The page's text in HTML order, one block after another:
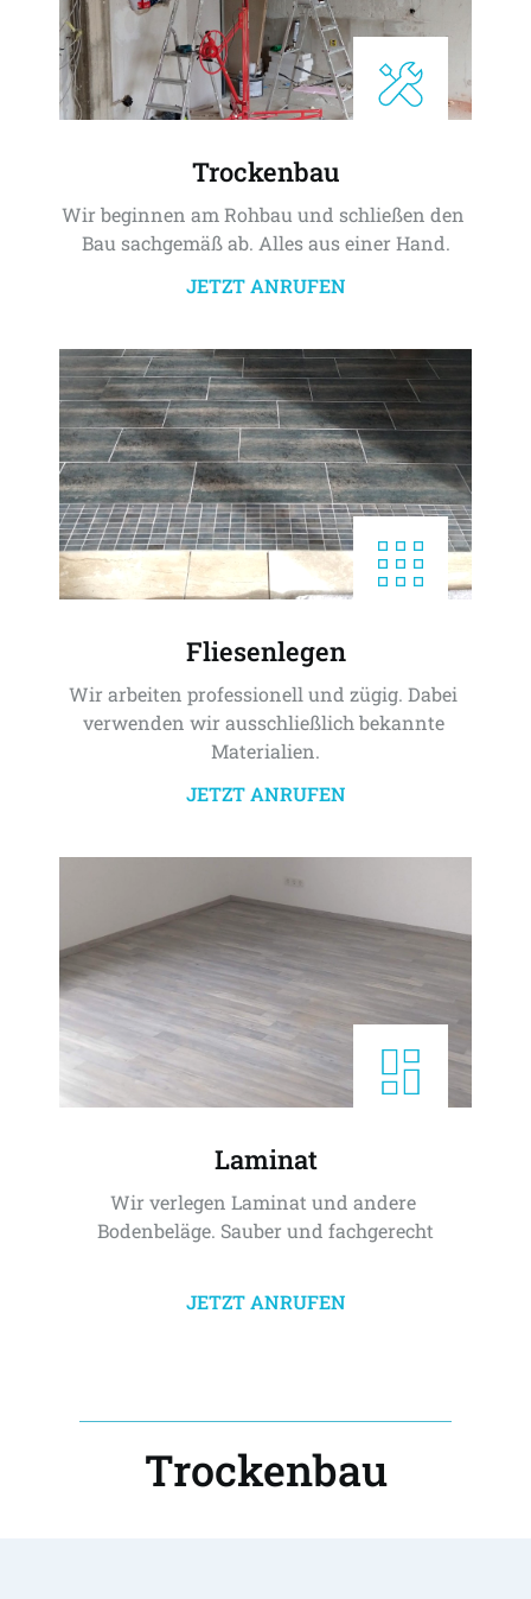
Trockenbau
Wir beginnen am Rohbau und schließen den
Bau sachgemäß ab. Alles aus einer Hand.
JETZT ANRUFEN
Fliesenlegen
Wir arbeiten professionell und zügig. Dabei
verwenden wir ausschließlich bekannte
Materialien.
JETZT ANRUFEN
Laminat
Wir verlegen Laminat und andere
Bodenbeläge. Sauber und fachgerecht
JETZT ANRUFEN
Trockenbau